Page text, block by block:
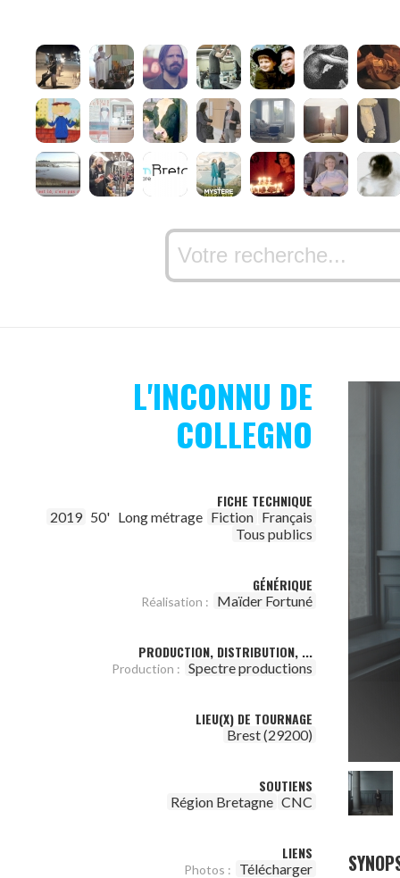
L'INCONNU DE
COLLEGNO
FICHE TECHNIQUE
2019 50' Long métrage Fiction Français
Tous publics
GÉNÉRIQUE
Réalisation : Maïder Fortuné
PRODUCTION, DISTRIBUTION, ...
Production : Spectre productions
LIEU(X) DE TOURNAGE
Brest (29200)
SOUTIENS
Région Bretagne CNC
LIENS
Photos : Télécharger